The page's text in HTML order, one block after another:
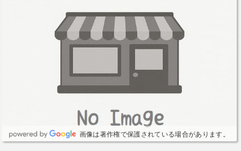
画像は著作権で保護されている場合があります。